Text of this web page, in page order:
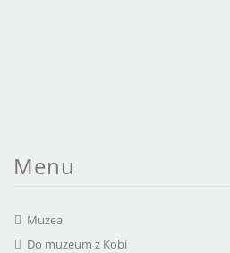
Menu
Muzea
Do muzeum z Kobi